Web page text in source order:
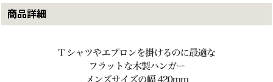
商品詳細